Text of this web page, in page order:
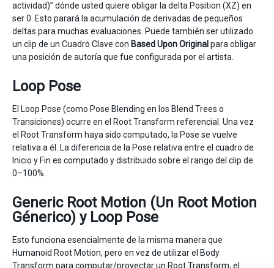
actividad)” dónde usted quiere obligar la delta Position (XZ) en
ser 0. Esto parará la acumulación de derivadas de pequeños
deltas para muchas evaluaciones. Puede también ser utilizado
un clip de un Cuadro Clave con Based UponOriginal para obligar
una posición de autoría que fue configurada por el artista.
Loop Pose
El Loop Pose (como Pose Blending en los Blend Trees o
Transiciones) ocurre en el Root Transform referencial. Una vez
el Root Transform haya sido computado, la Pose se vuelve
relativa a él. La diferencia de la Pose relativa entre el cuadro de
Inicio y Fin es computado y distribuido sobre el rango del clip de
0–100%.
Generic Root Motion (Un Root Motion
Génerico) y Loop Pose
Esto funciona esencialmente de la misma manera que
Humanoid Root Motion, pero en vez de utilizar el Body
Transform para computar/proyectar un Root Transform, el